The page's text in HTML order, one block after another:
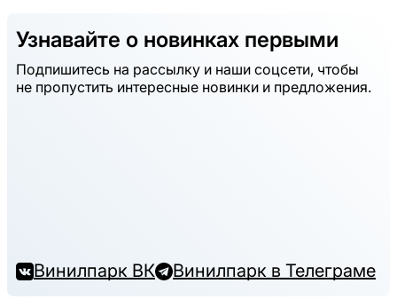
Узнавайте о новинках первыми
Подпишитесь на рассылку и наши соцсети, чтобы
не пропустить интересные новинки и предложения.
Винилпарк ВК Винилпарк в Телеграме